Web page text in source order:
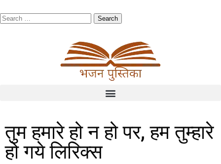
तुम हमारे हो न हो पर, हम तुम्हारे
हो गये लिरिक्स